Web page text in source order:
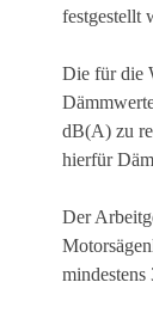
festgestellt
Die für die
dB(A) zu
hierfür
Der